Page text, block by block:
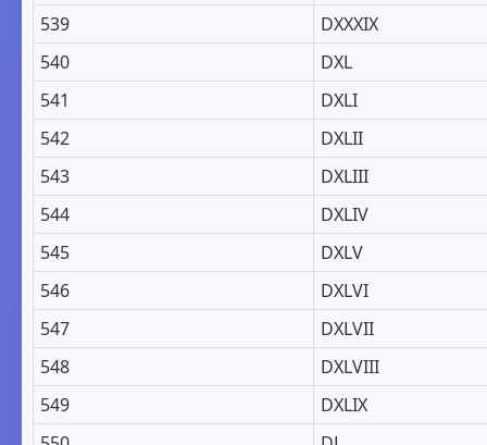
539
DXXXIX
540
DXL
541
DXLI
542
DXLII
543
DXLIII
544
DXLIV
545
DXLV
546
DXLVI
547
DXLVII
548
DXLVIII
549
DXLIX